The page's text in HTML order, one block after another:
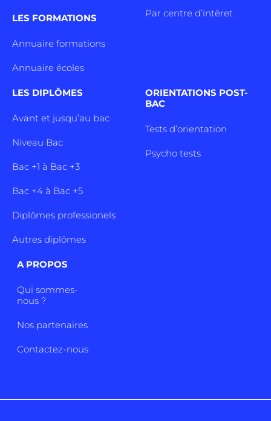
LES FORMATIONS
Annuaire formations
Annuaire écoles
Par centre d’intêret
LES DIPLÔMES
Avant et jusqu’au bac
Niveau Bac
Bac +1 à Bac +3
Bac +4 à Bac +5
Diplômes professionels
Autres diplômes
ORIENTATIONS POST-
BAC
Tests d’orientation
Psycho tests
A PROPOS
Qui sommes-
nous ?
Nos partenaires
Contactez-nous